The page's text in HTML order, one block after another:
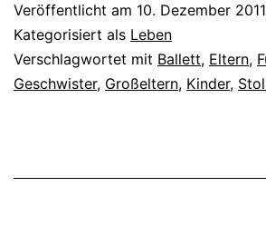
Veröffentlicht am 10. Dezember 2011
Kategorisiert als Leben
Verschlagwortet mit Ballett, Eltern,
Geschwister, Großeltern, Kinder,